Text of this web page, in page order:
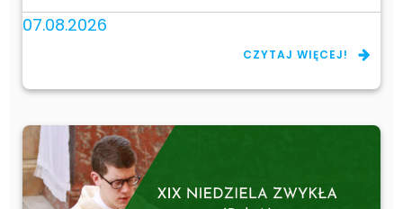
07.08.2026
CZYTAJ WIĘCEJ!